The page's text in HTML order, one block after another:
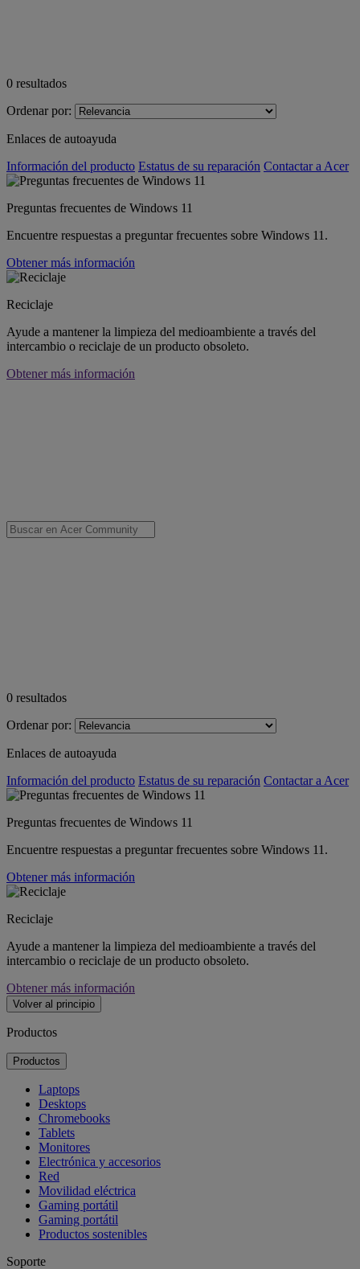
0 resultados
Ordenar por:
Enlaces de autoayuda
Información del producto Estatus de su reparación Contactar a Acer
Preguntas frecuentes de Windows 11
Encuentre respuestas a preguntar frecuentes sobre Windows 11.
Obtener más información
Reciclaje
Ayude a mantener la limpieza del medioambiente a través del
intercambio o reciclaje de un producto obsoleto.
Obtener más información
0 resultados
Ordenar por:
Enlaces de autoayuda
Información del producto Estatus de su reparación Contactar a Acer
Preguntas frecuentes de Windows 11
Encuentre respuestas a preguntar frecuentes sobre Windows 11.
Obtener más información
Reciclaje
Ayude a mantener la limpieza del medioambiente a través del
intercambio o reciclaje de un producto obsoleto.
Obtener más información
Volver al principio
Productos
Productos
Laptops
Desktops
Chromebooks
Tablets
Monitores
Electrónica y accesorios
Red
Movilidad eléctrica
Gaming portátil
Gaming portátil
Productos sostenibles
Soporte